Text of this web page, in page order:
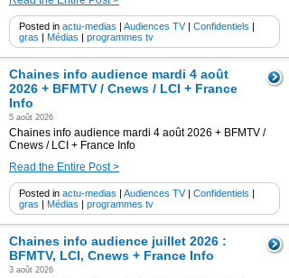
Posted in actu-medias | Audiences TV| Confidentiels |
gras | Médias | programmes tv
Chaines info audience mardi 4 août
2026 + BFMTV / Cnews / LCI + France
Info
5 août 2026
Chaines info audience mardi 4 août 2026 + BFMTV /
Cnews / LCI + France Info
Read the Entire Post >
Posted in actu-medias | Audiences TV| Confidentiels |
gras | Médias | programmes tv
Chaines info audience juillet 2026 :
BFMTV, LCI, Cnews + France Info
3 août 2026